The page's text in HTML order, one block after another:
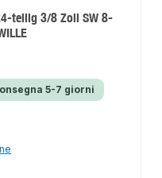
teilig 3/8 Zoll SW 8-
5-7 giorni